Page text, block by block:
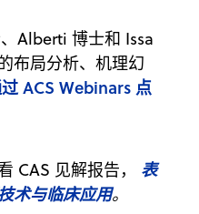
Alberti 博士和 Issa
布局分析、机理幻
ACS Webinars 点
CAS 见解报告， 表
术与临床应用。